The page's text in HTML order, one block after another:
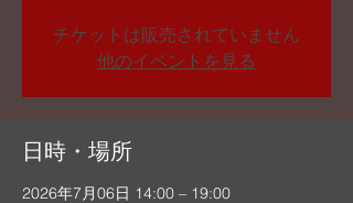
チケットは販売されていません
他のイベントを見る
日時・場所
2026年7月06日 14:00 – 19:00